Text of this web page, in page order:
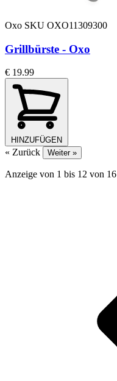
Oxo SKU OXO11309300
Grillbürste - Oxo
€ 19.99
HINZUFÜGEN
« Zurück Weiter »
Anzeige von 1 bis 12 von 16